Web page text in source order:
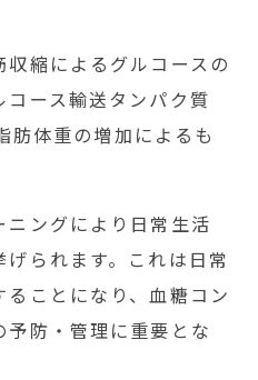
縮によるグルコースの
ース輸送タンパク質
体重の増加によるも
ングにより日常生活
られます。これは日常
ことになり、血糖コン
予防・管理に重要とな